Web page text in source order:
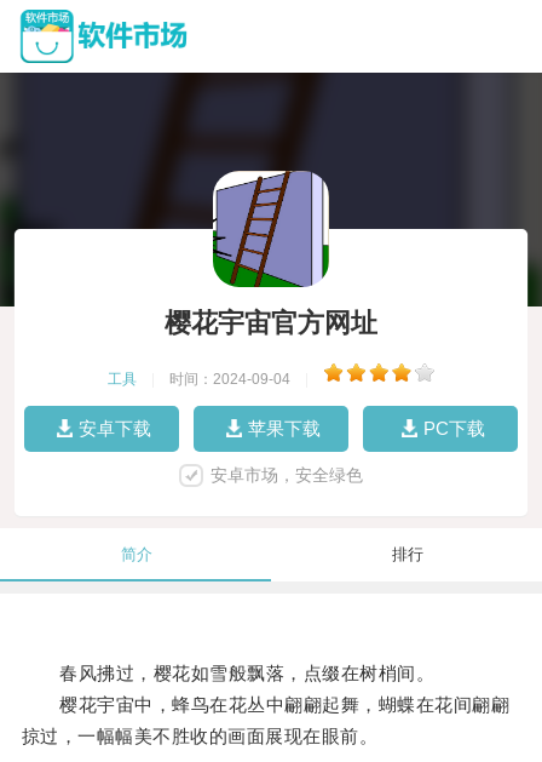
樱花宇宙官方网址
工具 时间：2024-09-04
安卓下载 苹果下载 PC下载
安卓市场，安全绿色
简介 排行
春风拂过，樱花如雪般飘落，点缀在树梢间。
樱花宇宙中，蜂鸟在花丛中翩翩起舞，蝴蝶在花间翩翩
掠过，一幅幅美不胜收的画面展现在眼前。